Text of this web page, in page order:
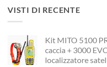
era:
€12,00.
VISTI DI RECENTE
Kit MITO 5100
caccia + 3000
localizzatore